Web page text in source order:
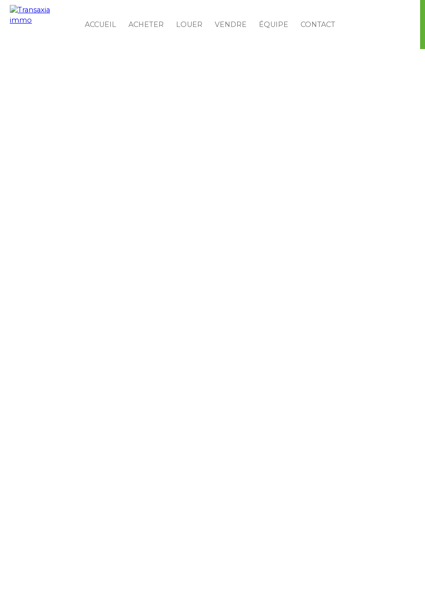
ACCUEIL ACHETER LOUER VENDRE ÉQUIPE CONTACT